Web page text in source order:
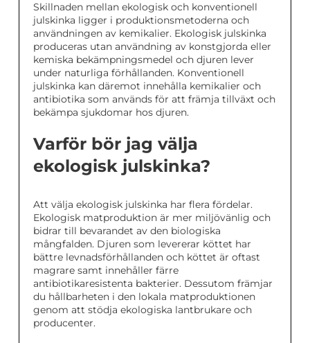
Skillnaden mellan ekologisk och konventionell
julskinka ligger i produktionsmetoderna och
användningen av kemikalier. Ekologisk julskinka
produceras utan användning av konstgjorda eller
kemiska bekämpningsmedel och djuren lever
under naturliga förhållanden. Konventionell
julskinka kan däremot innehålla kemikalier och
antibiotika som används för att främja tillväxt och
bekämpa sjukdomar hos djuren.
Varför bör jag välja
ekologisk julskinka?
Att välja ekologisk julskinka har flera fördelar.
Ekologisk matproduktion är mer miljövänlig och
bidrar till bevarandet av den biologiska
mångfalden. Djuren som levererar köttet har
bättre levnadsförhållanden och köttet är oftast
magrare samt innehåller färre
antibiotikaresistenta bakterier. Dessutom främjar
du hållbarheten i den lokala matproduktionen
genom att stödja ekologiska lantbrukare och
producenter.